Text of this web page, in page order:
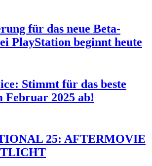
für das neue Beta-
PlayStation beginnt heute
Stimmt für das beste
Februar 2025 ab!
25: AFTERMOVIE